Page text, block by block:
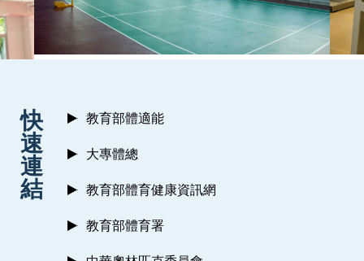
快
速
連
結
教育部體適能
大專體總
教育部體育健康資訊網
教育部體育署